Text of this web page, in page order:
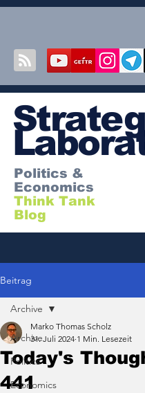
S
Politics &
Economics
Think Tank
Blog
Beitrag
Archive
Politics
Economics
Archive
Today's
441
Marko Thomas Scholz
31. Juli 2024 1 Min. Lesezeit